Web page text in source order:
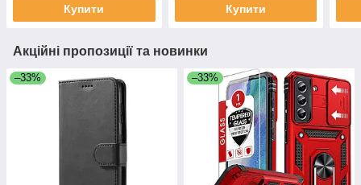
Купити Купити
Акційні пропозиції та новинки
–33% –33%